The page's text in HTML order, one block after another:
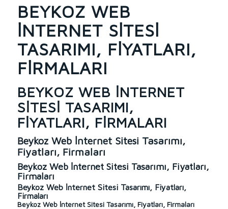
BEYKOZ WEB
İNTERNET SITESI
TASARIMI, FIYATLARI,
FIRMALARI
BEYKOZ WEB İNTERNET
SITESI TASARIMI,
FIYATLARI, FIRMALARI
Beykoz Web İnternet Sitesi Tasarımı,
Fiyatları, Firmaları
Beykoz Web İnternet Sitesi Tasarımı, Fiyatları,
Firmaları
Beykoz Web İnternet Sitesi Tasarımı, Fiyatları,
Firmaları
Beykoz Web İnternet Sitesi Tasarımı, Fiyatları, Firmaları